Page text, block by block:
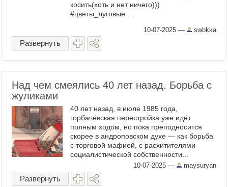
косить(хоть и нет ничего)))
#цветы_луговые ...
10-07-2025 — swbkka
Развернуть
Над чем смеялись 40 лет назад. Борьба с
жуликами
40 лет назад, в июле 1985 года,
горбачёвская перестройка уже идёт
полным ходом, но пока преподносится
скорее в андроповском духе — как борьба
с торговой мафией, с расхитителями
социалистической собственности...
Владимир Шкарбан (1940—1997). «—
Через этот ход я вышел в люди!» 1985 ...
10-07-2025 — maysuryan
Развернуть